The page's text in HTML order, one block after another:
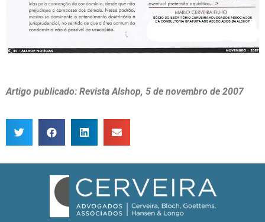
Artigo publicado: Revista Alshop, 5 de novembro de 2007